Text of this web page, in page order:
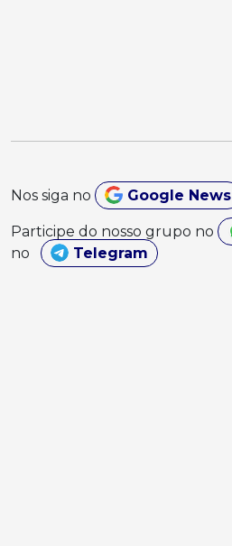
Nos siga no Google News
Participe do nosso grupo no
no
Telegram